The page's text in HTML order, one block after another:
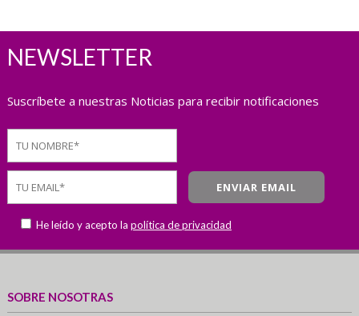
NEWSLETTER
Suscríbete a nuestras Noticias para recibir notificaciones
He leído y acepto la política de privacidad
SOBRE NOSOTRAS